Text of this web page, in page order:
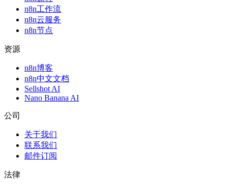
n8n工作流
n8n云服务
n8n节点
资源
n8n博客
n8n中文文档
Sellshot AI
Nano Banana AI
公司
关于我们
联系我们
邮件订阅
法律